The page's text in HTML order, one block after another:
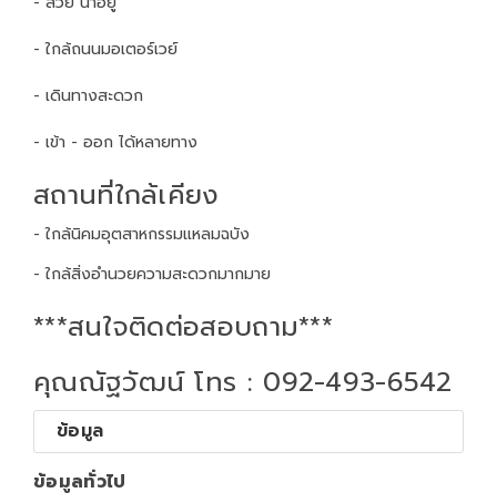
- ใกล้ถนนมอเตอร์เวย์
- เดินทางสะดวก
- เข้า - ออก ได้หลายทาง
สถานที่ใกล้เคียง
- ใกล้นิคมอุตสาหกรรมแหลมฉบัง
- ใกล้สิ่งอำนวยความสะดวกมากมาย
***สนใจติดต่อสอบถาม***
คุณณัฐวัฒน์ โทร : 092-493-6542
ข้อมูล
ข้อมูลทั่วไป